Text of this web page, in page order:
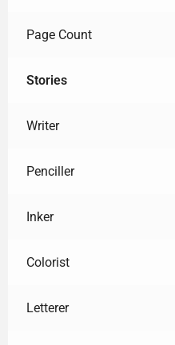
Page Count
Stories
Writer
Penciller
Inker
Colorist
Letterer